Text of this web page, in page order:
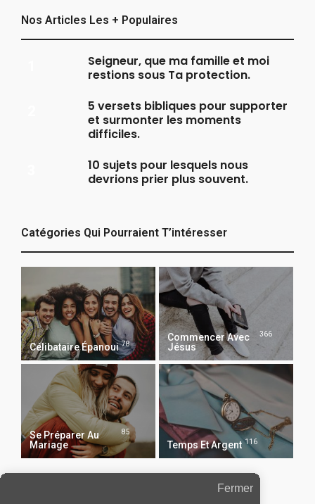
Nos Articles Les + Populaires
Seigneur, que ma famille et moi
restions sous Ta protection.
5 versets bibliques pour supporter
et surmonter les moments
difficiles.
10 sujets pour lesquels nous
devrions prier plus souvent.
Catégories Qui Pourraient T’intéresser
Célibataire Épanoui 78
Commencer Avec
Jésus
366
Se Préparer Au
Mariage
85
Temps Et Argent 116
Fermer